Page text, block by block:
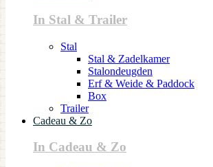
In Stal & Trailer
Stal
Stal & Zadelkamer
Stalondeugden
Erf & Weide & Paddock
Box
Trailer
Cadeau & Zo
In Cadeau & Zo